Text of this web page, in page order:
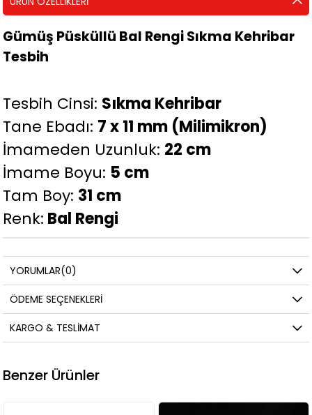
Gümüş Püsküllü Bal Rengi Sıkma Kehribar
Tesbih
Tesbih Cinsi: Sıkma Kehribar
Tane Ebadı: 7 x 11 mm (Milimikron)
İmameden Uzunluk: 22 cm
İmame Boyu: 5 cm
Tam Boy: 31 cm
Renk: Bal Rengi
YORUMLAR(0)
ÖDEME SEÇENEKLERI
KARGO & TESLIMAT
Benzer Ürünler